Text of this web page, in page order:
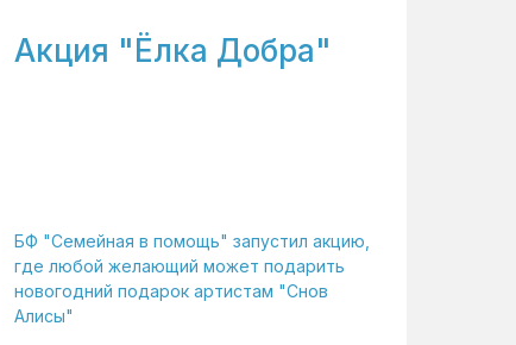
Акция "Ёлка Добра"
БФ "Семейная в помощь" запустил акцию,
где любой желающий может подарить
новогодний подарок артистам "Снов
Алисы"